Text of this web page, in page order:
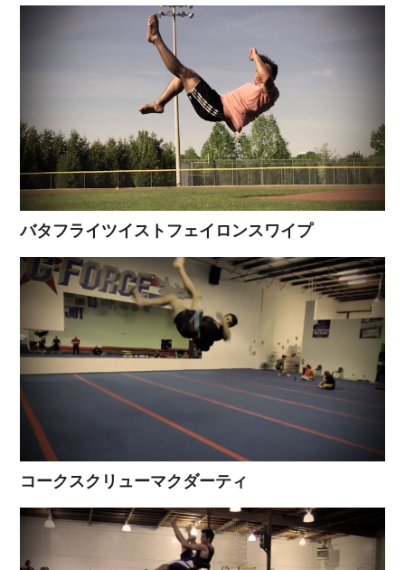
バタフライツイストフェイロンスワイプ
コークスクリューマクダーティ